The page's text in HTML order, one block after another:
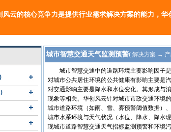
风云的核心竞争力是提供行业需求解决方案的能力，
城市智慧交通天气监测预警( 解决方案 →
城市智慧交通中的道路环境主要影响因子是
对城市公共居住环境的公共健康有影响主要是
对交通影响主要是降水和水位变化。其形成与
现象等相关。华创风云针对城市市政交通环境
城市道路环境（如雨、雪、雾预警阈值数据）
城市水系环境与天气状况（水位、降水、降水
现城市道路智慧交通天气指标监测预警和环境